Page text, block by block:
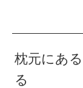
枕元にあ
る